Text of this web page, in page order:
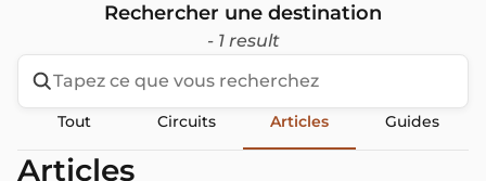
Rechercher une destination
- 1 result
Tout Circuits Articles Guides
Articles